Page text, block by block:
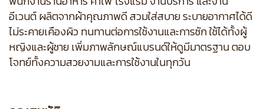
อีเวนต์ ผลิตจากผ้าคุณภาพดี สวมใส่สบาย ระบายอากาศได้ดี
ไม่ระคายเคืองผิว ทนทานต่อการใช้งานและการซัก ใช้ได้ทั้งผู้
หญิงและผู้ชาย เพิ่มภาพลักษณ์แบรนด์ให้ดูมีมาตรฐาน ตอบ
โจทย์ทั้งความสวยงามและการใช้งานในทุกวัน